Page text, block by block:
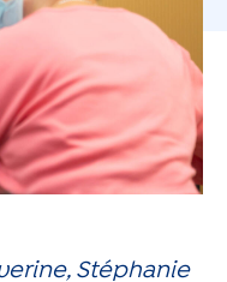
Stéphanie